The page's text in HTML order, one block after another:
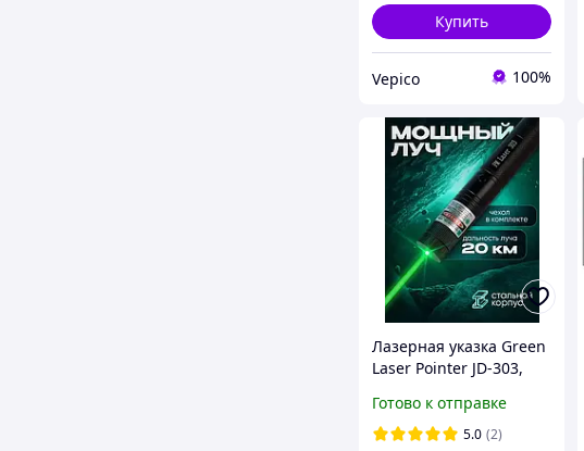
Купить
Vepico 100%
Лазерная указка Green
Laser Pointer JD-303,
500 мВт
Готово к отправке
5.0 (2)